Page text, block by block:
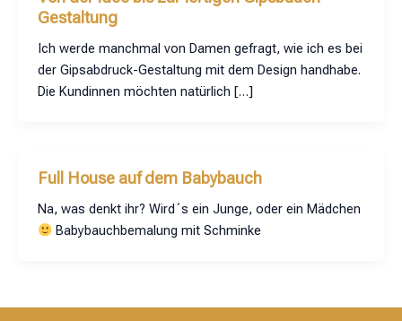
Gestaltung
Ich werde manchmal von Damen gefragt, wie ich es bei
der Gipsabdruck-Gestaltung mit dem Design handhabe.
Die Kundinnen möchten natürlich […]
Full House auf dem Babybauch
Na, was denkt ihr? Wird´s ein Junge, oder ein Mädchen
Babybauchbemalung mit Schminke